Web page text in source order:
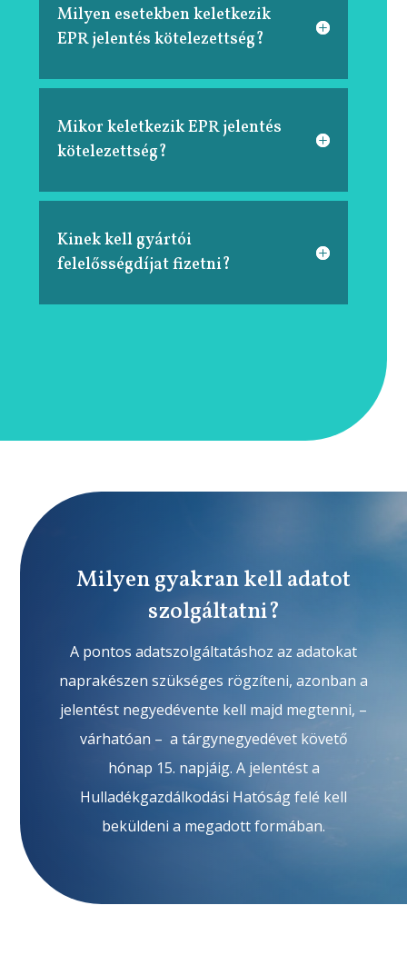
Milyen esetekben keletkezik
EPR jelentés kötelezettség?
Mikor keletkezik EPR jelentés
kötelezettség?
Kinek kell gyártói
felelősségdíjat fizetni?
Milyen gyakran kell adatot
szolgáltatni?
A pontos adatszolgáltatáshoz az adatokat
naprakészen szükséges rögzíteni, azonban a
jelentést negyedévente kell majd megtenni, –
várhatóan – a tárgynegyedévet követő
hónap 15. napjáig. A jelentést a
Hulladékgazdálkodási Hatóság felé kell
beküldeni a megadott formában.